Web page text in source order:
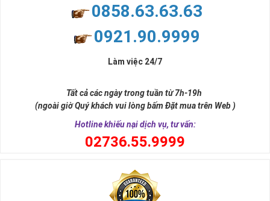
0858.63.63.63
0921.90.9999
Làm việc 24/7
Tất cả các ngày trong tuần từ 7h-19h
(ngoài giờ Quý khách vui lòng bấm Đặt mua trên Web )
Hotline khiếu nại dịch vụ, tư vấn:
02736.55.9999